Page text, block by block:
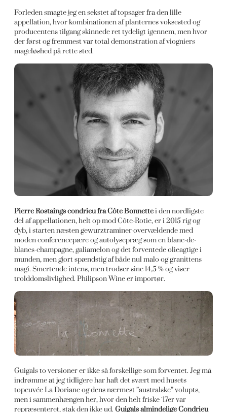
Forleden smagte jeg en sekstet af topsager fra den lille
appellation, hvor kombinationen af planternes voksested og
producentens tilgang skinnede ret tydeligt igennem, men hvor
der først og fremmest var total demonstration af viogniers
mageløshed på rette sted.
Pierre Rostaings condrieu fra Côte Bonnettei den nordligste
del af appellationen, helt op mod Côte-Rotie, er i 2015 rig og
dyb, i starten næsten gewurztraminer-overvældende med
moden conferencepære og autolysepræg som en blanc-de-
blancs-champagne, galiamelon og det forventede olieagtige i
munden, men gjort spændstig af både nul malo og granittens
magi. Smertende intens, men trodser sine 14,5 % og viser
trolddomslivlighed. Philipson Wine er importør.
Guigals to versioner er ikke så forskellige som forventet. Jeg må
indrømme at jeg tidligere har haft det svært med husets
topcuvée La Doriane og dens nærmest ”australske” volupts,
men i sammenhængen her, hvor den helt friske ´17er var
repræsenteret, stak den ikke ud.Guigals almindelige Condrieu